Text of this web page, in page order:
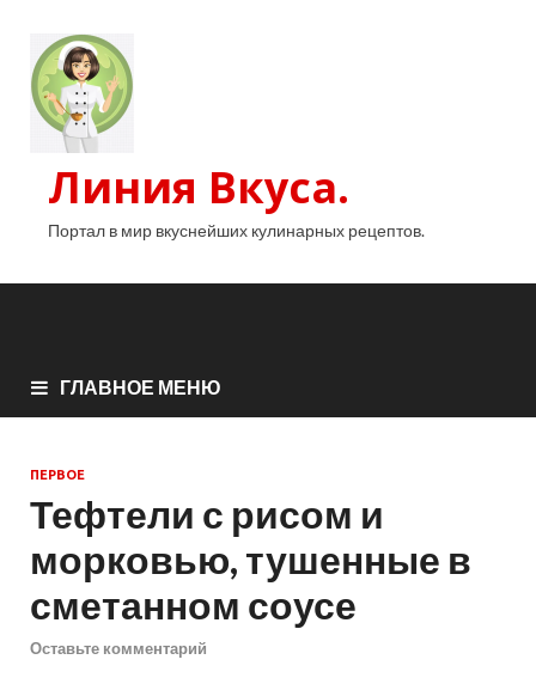
Линия Вкуса.
Портал в мир вкуснейших кулинарных рецептов.
ГЛАВНОЕ МЕНЮ
ПЕРВОЕ
Тефтели с рисом и
морковью, тушенные в
сметанном соусе
Оставьте комментарий